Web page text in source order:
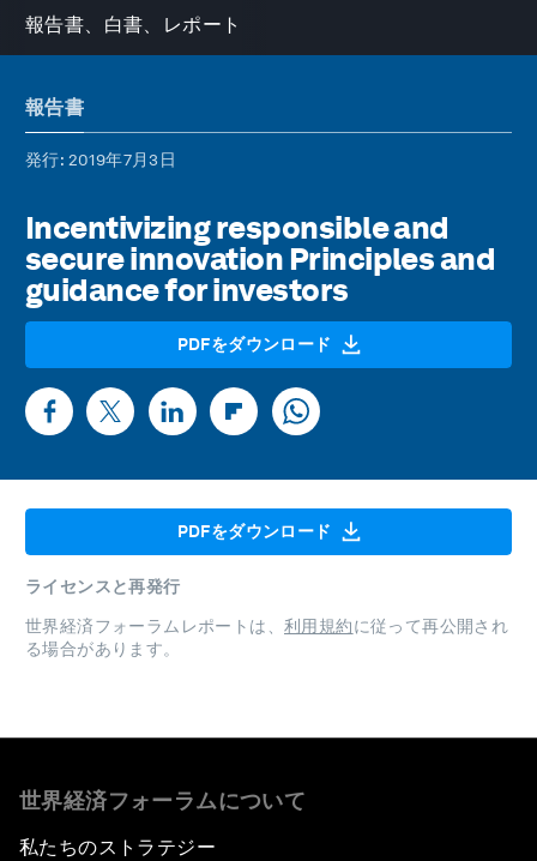
報告書、白書、レポート
報告書
発行: 2019年7月3日
Incentivizing responsible and
secure innovation Principles and
guidance for investors
PDFをダウンロード
PDFをダウンロード
ライセンスと再発行
世界経済フォーラムレポートは、 利用規約に従って再公開され
る場合があります。
世界経済フォーラムについて
私たちのストラテジー